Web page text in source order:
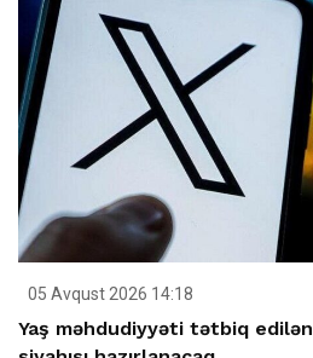
05 Avqust 2026 14:18
Yaş məhdudiyyəti tətbiq